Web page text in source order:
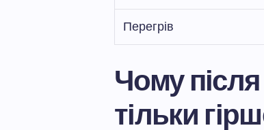
Перегрів
Чому
тільки